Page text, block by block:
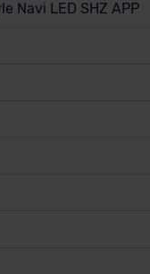
Navi LED SHZ APP